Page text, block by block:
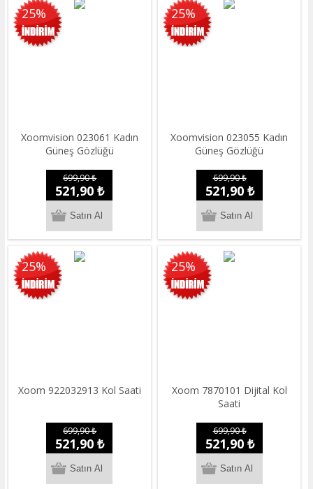
25%
Xoomvision 023061 Kadın
Güneş Gözlüğü
699,90 ₺
521,90 ₺
25%
Xoomvision 023055 Kadın
Güneş Gözlüğü
699,90 ₺
521,90 ₺
25%
Xoom 922032913 Kol Saati
699,90 ₺
521,90 ₺
25%
Xoom 7870101 Dijital Kol
Saati
699,90 ₺
521,90 ₺